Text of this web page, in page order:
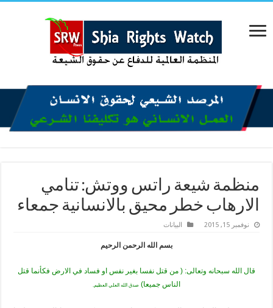
منظمة شيعة راتس ووتش: تنامي
الارهاب خطر محيق بالانسانية جمعاء
نوفمبر 15, 2015 البیانات
بسم الله الرحمن الرحيم
قال الله سبحانه وتعالى: ( من قتل نفسا بغير نفس او فساد في الارض فكأنما قتل
الناس جميعا) صدق الله العلي العظيم.